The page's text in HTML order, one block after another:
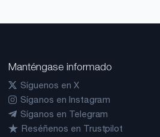
Manténgase informado
Síguenos en X
Síganos en Instagram
Síganos en Telegram
Reséñenos en Trustpilot